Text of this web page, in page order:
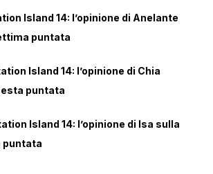
Island 14: l’opinione di Anelante
puntata
Island 14: l’opinione di Chia
puntata
Island 14: l’opinione di Isa sulla
puntata